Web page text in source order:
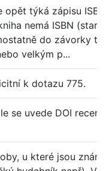
opět týká zápisu
nemá ISBN
do závorky
velkým p...
k dotazu 775.
se uvede DOI
u které jsou